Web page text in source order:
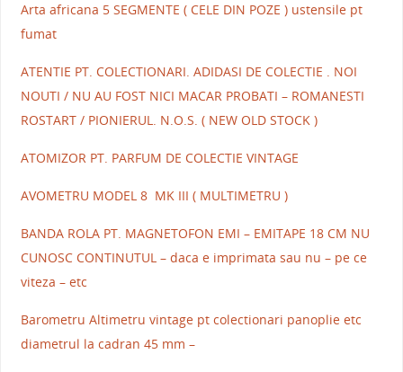
Arta africana 5 SEGMENTE ( CELE DIN POZE ) ustensile pt
fumat
ATENTIE PT. COLECTIONARI. ADIDASI DE COLECTIE . NOI
NOUTI / NU AU FOST NICI MACAR PROBATI – ROMANESTI
ROSTART / PIONIERUL. N.O.S. ( NEW OLD STOCK )
ATOMIZOR PT. PARFUM DE COLECTIE VINTAGE
AVOMETRU MODEL 8 MK III ( MULTIMETRU )
BANDA ROLA PT. MAGNETOFON EMI – EMITAPE 18 CM NU
CUNOSC CONTINUTUL – daca e imprimata sau nu – pe ce
viteza – etc
Barometru Altimetru vintage pt colectionari panoplie etc
diametrul la cadran 45 mm –